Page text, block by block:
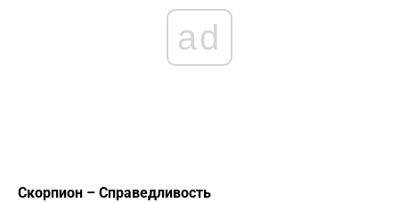
ad
Скорпион – Справедливость